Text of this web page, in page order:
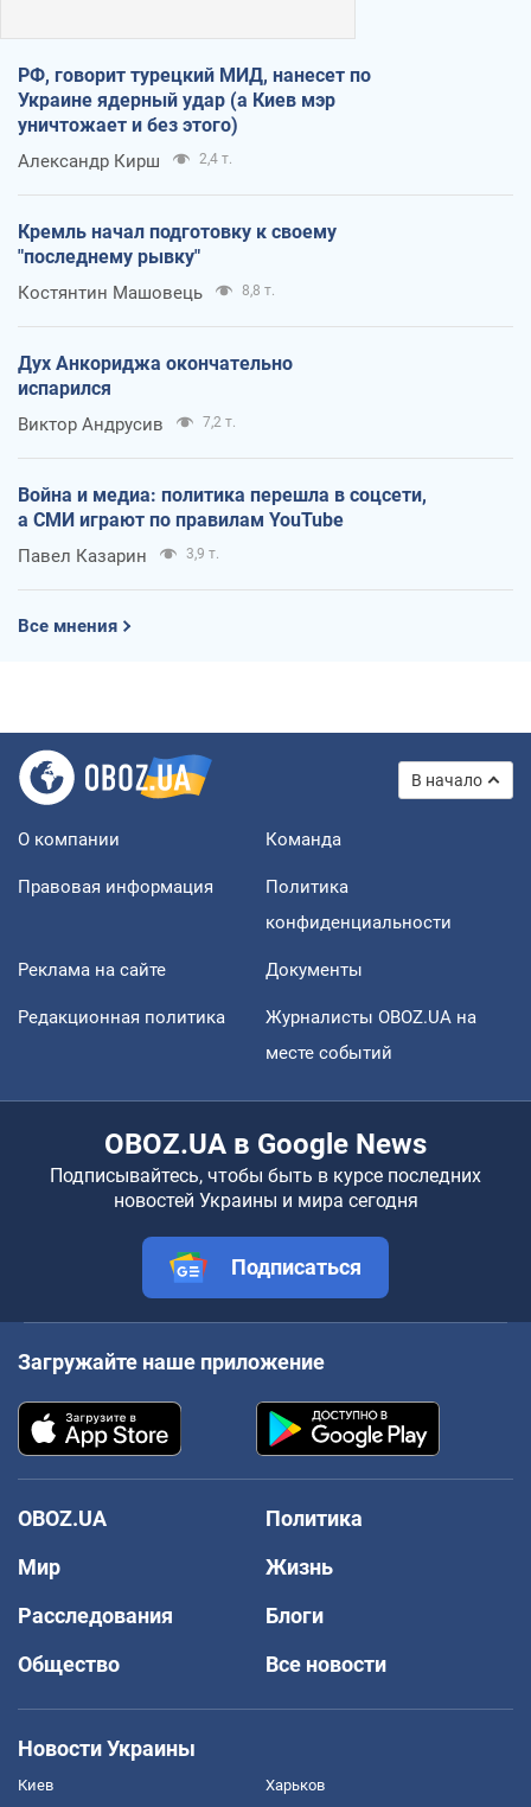
РФ, говорит турецкий МИД, нанесет по
Украине ядерный удар (а Киев мэр
уничтожает и без этого)
Александр Кирш 2,4 т.
Кремль начал подготовку к своему
"последнему рывку"
Костянтин Машовець 8,8 т.
Дух Анкориджа окончательно
испарился
Виктор Андрусив 7,2 т.
Война и медиа: политика перешла в соцсети,
а СМИ играют по правилам YouTube
Павел Казарин 3,9 т.
Все мнения
В начало
О компании Команда
Правовая информация
Политика
конфиденциальности
Реклама на сайте Документы
Редакционная политика
Журналисты OBOZ.UA на
месте событий
OBOZ.UA в Google News
Подписывайтесь, чтобы быть в курсе последних
новостей Украины и мира сегодня
Подписаться
Загружайте наше приложение
OBOZ.UA
Политика
Мир
Жизнь
Расследования
Блоги
Общество
Все новости
Новости Украины
Киев Харьков